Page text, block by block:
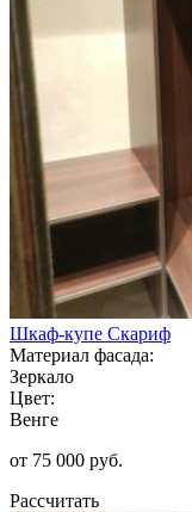
Шкаф-купе Скариф
Материал фасада:
Зеркало
Цвет:
Венге
от 75 000 руб.
Рассчитать